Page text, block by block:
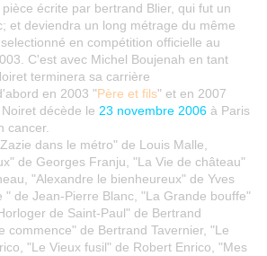
écrite par bertrand Blier, qui fut un
et deviendra un long métrage du même
en compétition officielle au
C'est avec Michel Boujenah en tant
terminera sa carrière
en 2003 "Père et fils" et en 2007
décède le 23 novembre 2006 à Paris
cancer.
dans le métro" de Louis Malle,
de Georges Franju, "La Vie de château"
"Alexandre le bienheureux" de Yves
" de Jean-Pierre Blanc, "La Grande bouffe"
de Saint-Paul" de Bertrand
commence" de Bertrand Tavernier, "Le
"Le Vieux fusil" de Robert Enrico, "Mes